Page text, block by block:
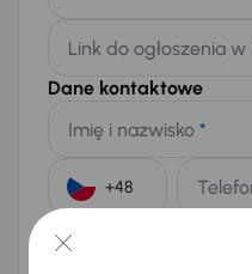
Link do ogłoszenia
Dane kontaktowe
Imię i nazwisko *
E-mail